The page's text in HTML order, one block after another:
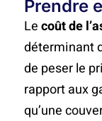
Prendre
Lecoût de
déterminant
de peser le
rapport aux
qu’une